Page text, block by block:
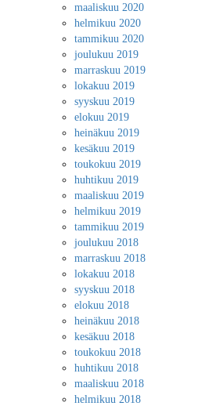
maaliskuu 2020
helmikuu 2020
tammikuu 2020
joulukuu 2019
marraskuu 2019
lokakuu 2019
syyskuu 2019
elokuu 2019
heinäkuu 2019
kesäkuu 2019
toukokuu 2019
huhtikuu 2019
maaliskuu 2019
helmikuu 2019
tammikuu 2019
joulukuu 2018
marraskuu 2018
lokakuu 2018
syyskuu 2018
elokuu 2018
heinäkuu 2018
kesäkuu 2018
toukokuu 2018
huhtikuu 2018
maaliskuu 2018
helmikuu 2018